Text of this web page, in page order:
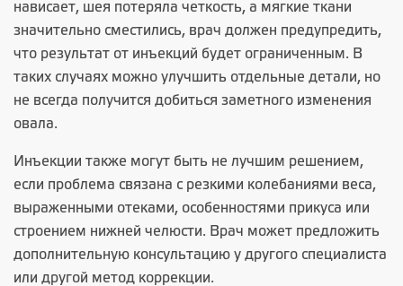
нависает, шея потеряла четкость, а мягкие ткани
значительно сместились, врач должен предупредить,
что результат от инъекций будет ограниченным. В
таких случаях можно улучшить отдельные детали, но
не всегда получится добиться заметного изменения
овала.
Инъекции также могут быть не лучшим решением,
если проблема связана с резкими колебаниями веса,
выраженными отеками, особенностями прикуса или
строением нижней челюсти. Врач может предложить
дополнительную консультацию у другого специалиста
или другой метод коррекции.